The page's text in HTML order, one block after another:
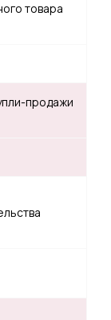
товара
продажи